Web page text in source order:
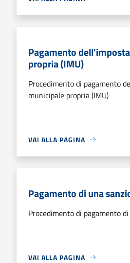
Pagamento
propria (IMU)
Procedimento di pagamento
municipale propria (IMU)
VAI ALLA PAGINA
Pagamento di una
Procedimento di pagamento
VAI ALLA PAGINA